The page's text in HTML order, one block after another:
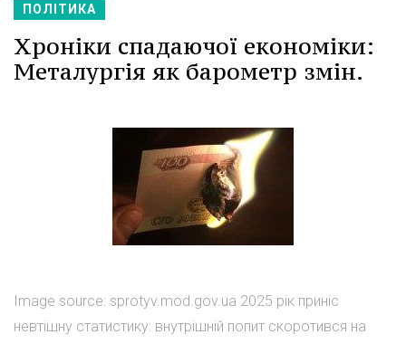
ПОЛІТИКА
Хроніки спадаючої економіки:
Металургія як барометр змін.
Image source: sprotyv.mod.gov.ua 2025 рік приніс
невтішну статистику: внутрішній попит скоротився на